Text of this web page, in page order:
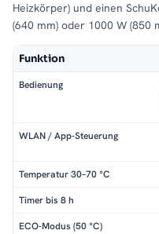
Heizkörper) und einen
(640 mm) oder 1000 W (850
Funktion
Bedienung
WLAN / App-Steuerung
Temperatur 30–70 °C
Timer bis 8 h
ECO-Modus (50 °C)